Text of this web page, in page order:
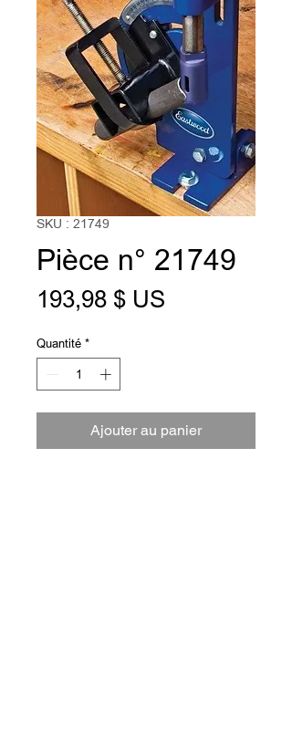
SKU : 21749
Pièce n° 21749
193,98 $ US
Quantité *
Ajouter au panier